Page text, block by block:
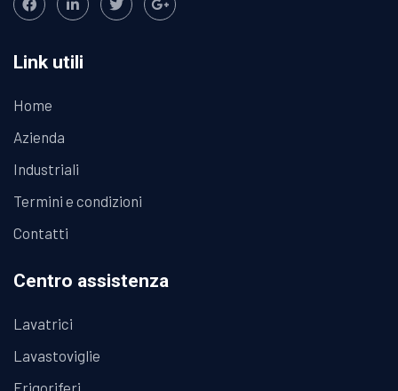
Link utili
Home
Azienda
Industriali
Termini e condizioni
Contatti
Centro assistenza
Lavatrici
Lavastoviglie